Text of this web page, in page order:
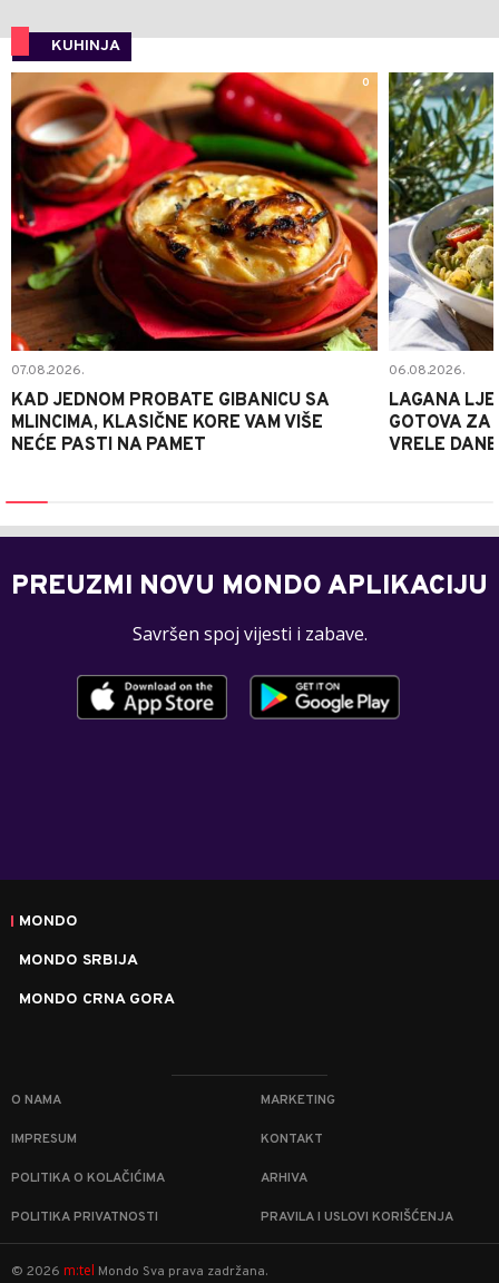
KUHINJA
0
07.08.2026.
KAD JEDNOM PROBATE GIBANICU SA
MLINCIMA, KLASIČNE KORE VAM VIŠE
NEĆE PASTI NA PAMET
06.08.2026.
LAGANA
GOTOVA ZA
VRELE DANE
PREUZMI NOVU MONDO APLIKACIJU
Savršen spoj vijesti i zabave.
MONDO
MONDO SRBIJA
MONDO CRNA GORA
O NAMA MARKETING
IMPRESUM KONTAKT
POLITIKA O KOLAČIĆIMA ARHIVA
POLITIKA PRIVATNOSTI PRAVILA I USLOVI KORIŠĆENJA
© 2026 m:tel Mondo Sva prava zadržana.